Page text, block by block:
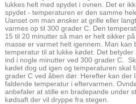
lukkes helt med spydet i ovnen. Det er
spydet - temperaturen er den samme
Uanset om man ønsker at grille eller
varmes op til 300 grader C. Den
15 til 20 minutter så man er helt sikker
masse er varmet helt igennem. Man kan
temperatur til at lukke kødet. Det
ind i nogle minutter ved 300 grader C.
kødet dog ud igen og temperaturen skal
grader C ved åben dør. Herefter kan der
faldende temperatur i eftervarmen.
anbefaler at stille en bradepande under
kødsaft der vil dryppe fra stegen.